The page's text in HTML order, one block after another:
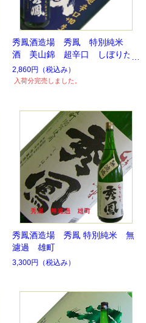
秀鳳酒造場 秀鳳 特別純米
酒 美山錦 超辛口 しぼりた
て
2,860円 （税込み）
入荷分完売しました。
秀鳳酒造場 秀鳳 特別純米 無
濾過 雄町
3,300円 （税込み）